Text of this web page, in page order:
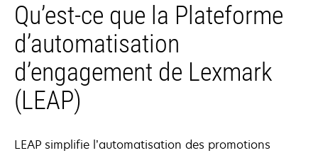
Qu’est-ce que la Plateforme
d’automatisation
d’engagement de Lexmark
(LEAP)
LEAP simplifie l’automatisation des promotions